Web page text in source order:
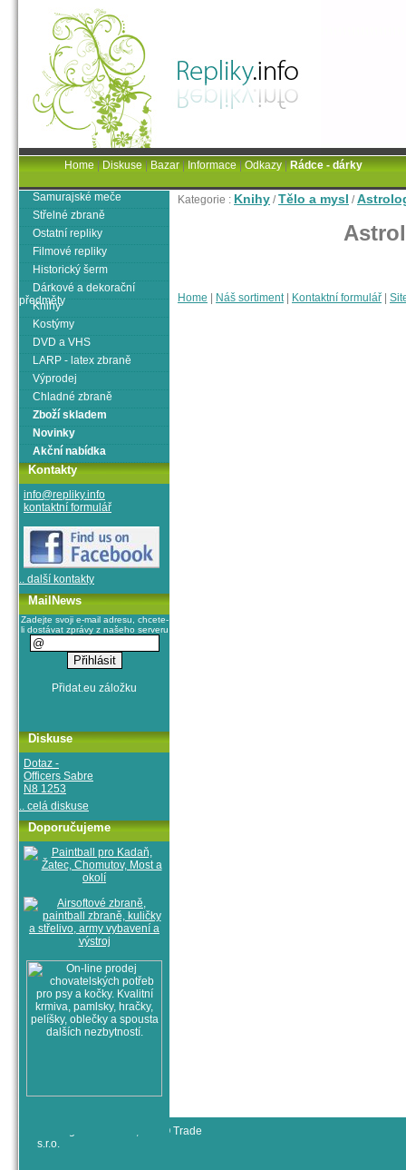
Kategorie : Knihy /Tělo a mysl /
Home Náš sortiment| Kontaktní formulář
Samurajské meče
Střelné zbraně
Ostatní repliky
Filmové repliky
Historický šerm
Dárkové a dekorační
předměty
Knihy
Kostýmy
DVD a VHS
LARP - latex zbraně
Výprodej
Chladné zbraně
Zboží skladem
Novinky
Akční nabídka
Kontakty
info@repliky.info
kontaktní formulář
.. další kontakty
MailNews
Zadejte svoji e-mail adresu, chcete-
li dostávat zprávy z našeho serveru
Diskuse
Dotaz -
Officers Sabre
N8 1253
.. celá diskuse
Doporučujeme
Home|Diskuse|Bazar|Informace|Odkazy|Rádce - dárky
© All rights reserved, RYJO Trade
s.r.o.